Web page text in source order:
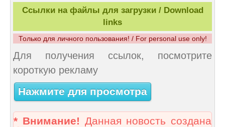
Ссылки на файлы для загрузки / Download
links
Только для личного пользования! / For personal use only!
Для получения ссылок, посмотрите
короткую рекламу
Нажмите для просмотра
* Внимание! Данная новость создана